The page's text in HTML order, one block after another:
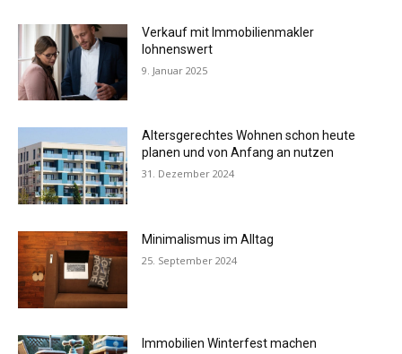
Verkauf mit Immobilienmakler
lohnenswert
9. Januar 2025
Altersgerechtes Wohnen schon heute
planen und von Anfang an nutzen
31. Dezember 2024
Minimalismus im Alltag
25. September 2024
Immobilien Winterfest machen